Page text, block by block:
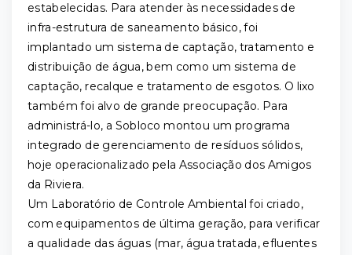
estabelecidas. Para atender às necessidades de
infra-estrutura de saneamento básico, foi
implantado um sistema de captação, tratamento e
distribuição de água, bem como um sistema de
captação, recalque e tratamento de esgotos. O lixo
também foi alvo de grande preocupação. Para
administrá-lo, a Sobloco montou um programa
integrado de gerenciamento de resíduos sólidos,
hoje operacionalizado pela Associação dos Amigos
da Riviera.
Um Laboratório de Controle Ambiental foi criado,
com equipamentos de última geração, para verificar
a qualidade das águas (mar, água tratada, efluentes